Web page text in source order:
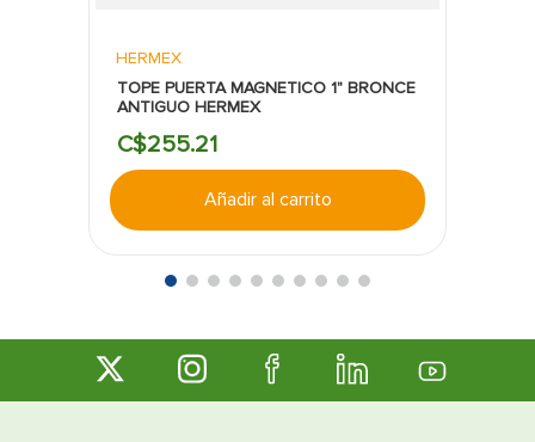
HERMEX
TOPE PUERTA MAGNETICO 1" BRONCE
ANTIGUO HERMEX
C$255.21
Añadir al carrito